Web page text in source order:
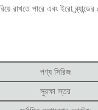
রাখতে পারে এবং ইরো
পণ্য সিরিজ
সুরক্ষা স্তর